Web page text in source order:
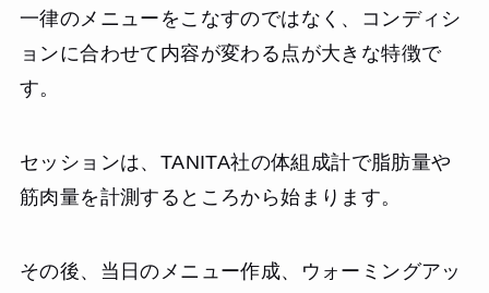
一律のメニューをこなすのではなく、コンディシ
ョンに合わせて内容が変わる点が大きな特徴で
す。
セッションは、TANITA社の体組成計で脂肪量や
筋肉量を計測するところから始まります。
その後、当日のメニュー作成、ウォーミングアッ